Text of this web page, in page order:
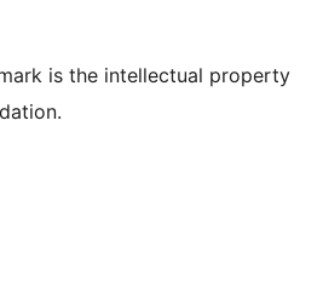
is the intellectual property